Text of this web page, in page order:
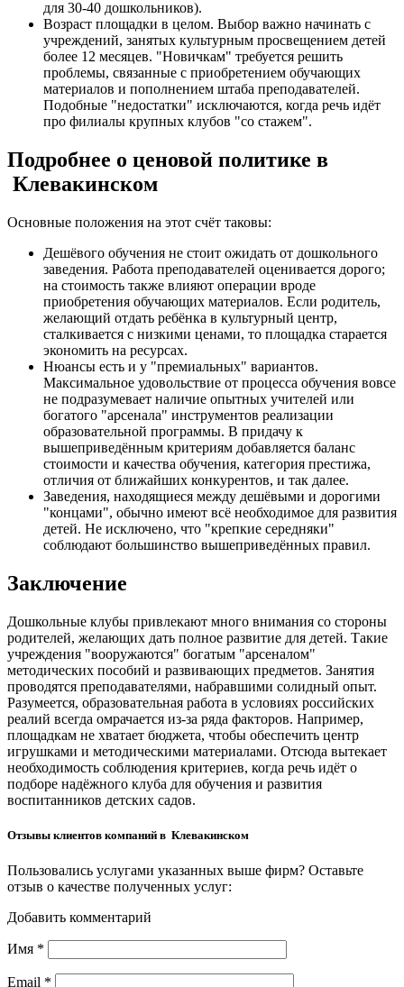
для 30-40 дошкольников).
Возраст площадки в целом. Выбор важно начинать с
учреждений, занятых культурным просвещением детей
более 12 месяцев. "Новичкам" требуется решить
проблемы, связанные с приобретением обучающих
материалов и пополнением штаба преподавателей.
Подобные "недостатки" исключаются, когда речь идёт
про филиалы крупных клубов "со стажем".
Подробнее о ценовой политике в
Клевакинском
Основные положения на этот счёт таковы:
Дешёвого обучения не стоит ожидать от дошкольного
заведения. Работа преподавателей оценивается дорого;
на стоимость также влияют операции вроде
приобретения обучающих материалов. Если родитель,
желающий отдать ребёнка в культурный центр,
сталкивается с низкими ценами, то площадка старается
экономить на ресурсах.
Нюансы есть и у "премиальных" вариантов.
Максимальное удовольствие от процесса обучения вовсе
не подразумевает наличие опытных учителей или
богатого "арсенала" инструментов реализации
образовательной программы. В придачу к
вышеприведённым критериям добавляется баланс
стоимости и качества обучения, категория престижа,
отличия от ближайших конкурентов, и так далее.
Заведения, находящиеся между дешёвыми и дорогими
"концами", обычно имеют всё необходимое для развития
детей. Не исключено, что "крепкие середняки"
соблюдают большинство вышеприведённых правил.
Заключение
Дошкольные клубы привлекают много внимания со стороны
родителей, желающих дать полное развитие для детей. Такие
учреждения "вооружаются" богатым "арсеналом"
методических пособий и развивающих предметов. Занятия
проводятся преподавателями, набравшими солидный опыт.
Разумеется, образовательная работа в условиях российских
реалий всегда омрачается из-за ряда факторов. Например,
площадкам не хватает бюджета, чтобы обеспечить центр
игрушками и методическими материалами. Отсюда вытекает
необходимость соблюдения критериев, когда речь идёт о
подборе надёжного клуба для обучения и развития
воспитанников детских садов.
Отзывы клиентов компаний в Клевакинском
Пользовались услугами указанных выше фирм? Оставьте
отзыв о качестве полученных услуг:
Добавить комментарий
Имя *
Email *